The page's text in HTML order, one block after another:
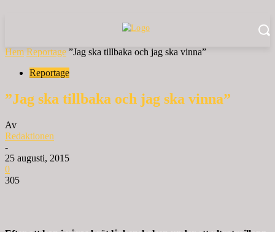
Hem Reportage ”Jag ska tillbaka och jag ska vinna”
Reportage
”Jag ska tillbaka och jag ska vinna”
Av
Redaktionen
-
25 augusti, 2015
0
305